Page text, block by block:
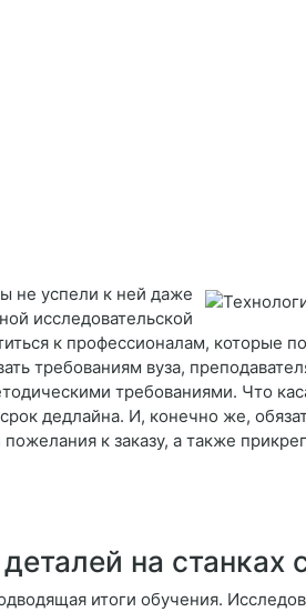
не успели к ней даже
исследовательской
к профессионалам, которые
требованиям вуза,
требованиями. Что
дедлайна. И, конечно же,
к заказу, а также
на станках
итоги обучения.